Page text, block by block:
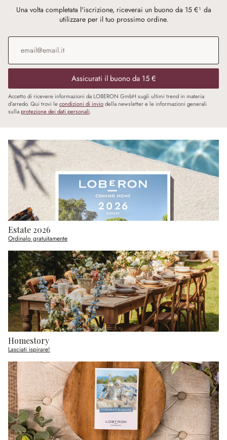
Una volta completata l'iscrizione, riceverai un buono da 15 €¹ da
utilizzare per il tuo prossimo ordine.
Indirizzo e-mail
Assicurati il buono da 15 €
Accetto di ricevere informazioni da LOBERON GmbH sugli ultimi trend in materia
d’arredo. Qui trovi lecondizioni di inviodella newsletter e le informazioni generali
sullaprotezione dei dati personali.
Estate 2026
Ordinalo gratuitamente
Homestory
Lasciati ispirare!